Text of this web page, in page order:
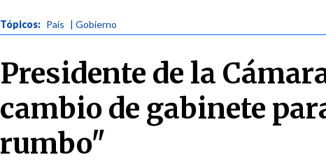
Tópicos: País | Gobierno
Presidente de la
cambio de gabinete
rumbo"